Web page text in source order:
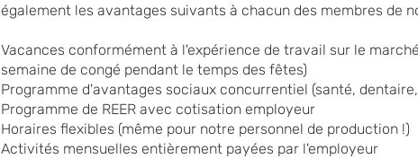
également les avantages suivants à chacun des membres de
Vacances conformément à l'expérience de travail sur le
semaine de congé pendant le temps des fêtes)
Programme d'avantages sociaux concurrentiel (santé,
Programme de REER avec cotisation employeur
Horaires flexibles (même pour notre personnel de production !)
Activités mensuelles entièrement payées par l'employeur